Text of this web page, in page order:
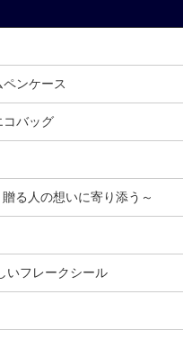
ンケース
コバッグ
る人の想いに寄り添う～
いフレークシール